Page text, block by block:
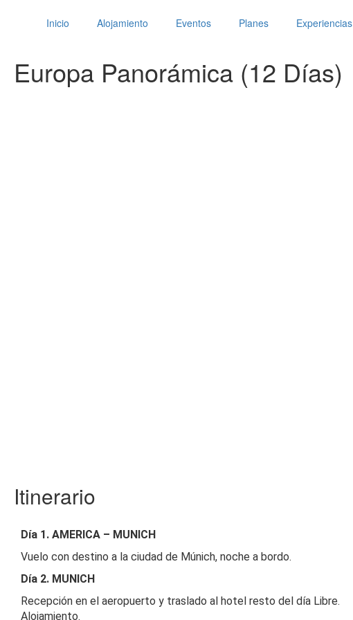
Inicio Alojamiento Eventos Planes Experiencias
Europa Panorámica (12 Días)
Itinerario
Día 1. AMERICA – MUNICH
Vuelo con destino a la ciudad de Múnich, noche a bordo.
Día 2. MUNICH
Recepción en el aeropuerto y traslado al hotel resto del día Libre.
Alojamiento.